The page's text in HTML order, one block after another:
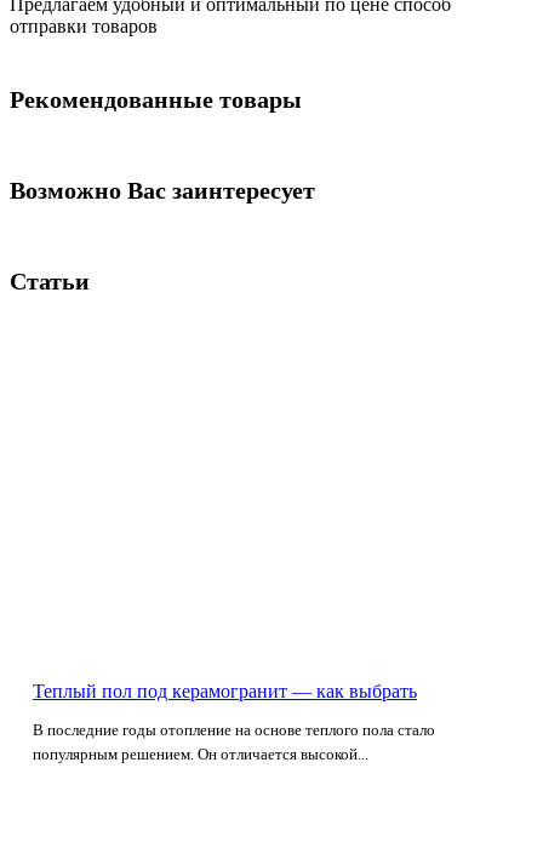
отправки товаров
Рекомендованные товары
Возможно Вас заинтересует
Статьи
Теплый пол под керамогранит — как выбрать
В последние годы отопление на основе теплого пола стало
популярным решением. Он отличается высокой...